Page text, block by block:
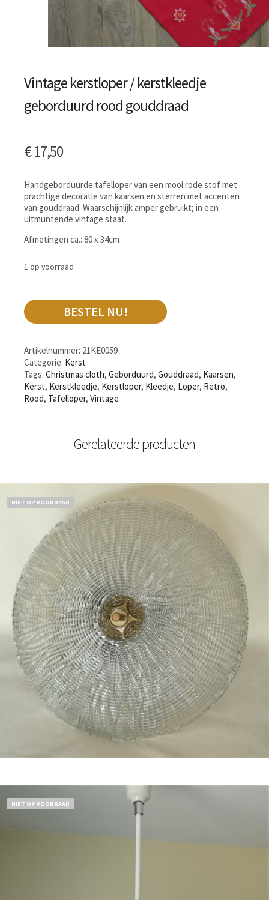
Vintage kerstloper / kerstkleedje
geborduurd rood gouddraad
€17,50
Handgeborduurde tafelloper van een mooi rode stof met
prachtige decoratie van kaarsen en sterren met accenten
van gouddraad. Waarschijnlijk amper gebruikt; in een
uitmuntende vintage staat.
Afmetingen ca.: 80 x 34cm
1 op voorraad
BESTEL NU!
Artikelnummer: 21KE0059
Categorie: Kerst
Tags: Christmas cloth, Geborduurd, Gouddraad, Kaarsen,
Kerst, Kerstkleedje, Kerstloper, Kleedje, Loper, Retro,
Rood, Tafelloper, Vintage
Gerelateerde producten
NIET OP VOORRAAD
NIET OP VOORRAAD